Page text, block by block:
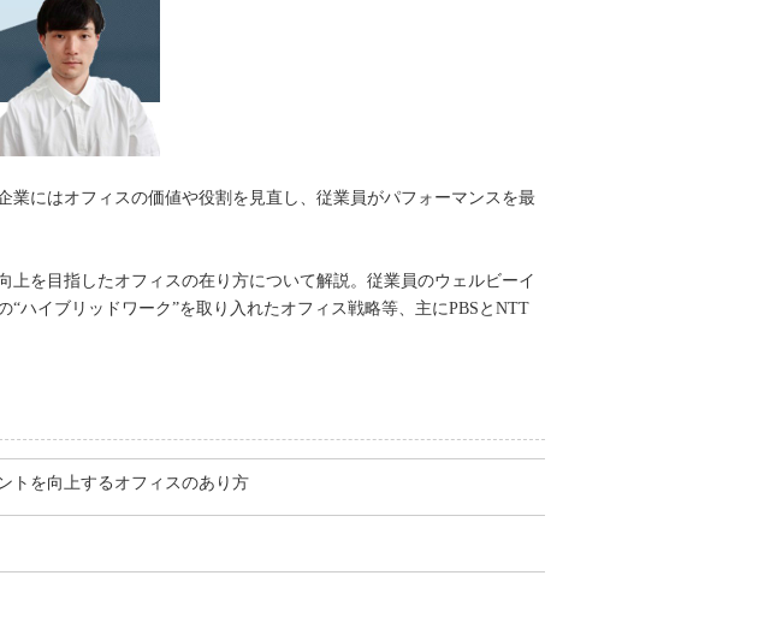
にはオフィスの価値や役割を見直し、従業員がパフォーマンスを最
を目指したオフィスの在り方について解説。従業員のウェルビーイ
ハイブリッドワーク”を取り入れたオフィス戦略等、主にPBSとNTT
トを向上するオフィスのあり方